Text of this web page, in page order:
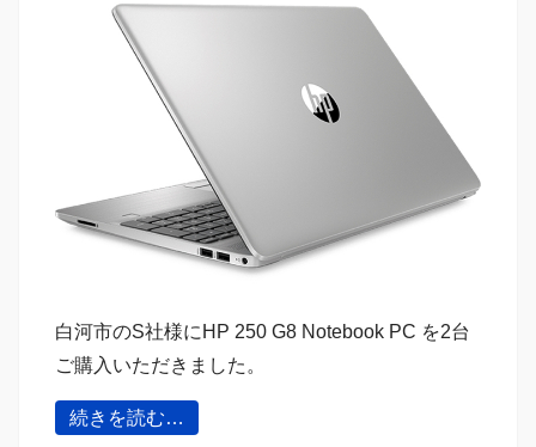
白河市のS社様にHP 250 G8 Notebook PC を2台
ご購入いただきました。
続きを読む…